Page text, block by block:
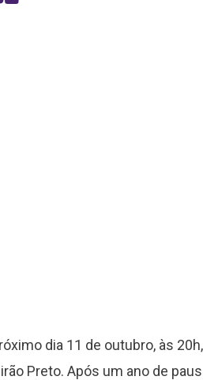
dia 11 de outubro, às 20h,
Preto. Após um ano de